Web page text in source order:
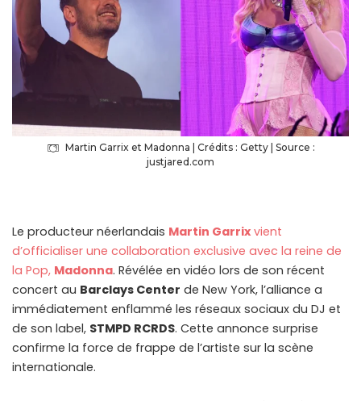
Martin Garrix et Madonna | Crédits : Getty | Source :
justjared.com
Le producteur néerlandais Martin Garrix vient
d’officialiser une collaboration exclusive avec la reine de
la Pop, Madonna. Révélée en vidéo lors de son récent
concert au Barclays Center de New York, l’alliance a
immédiatement enflammé les réseaux sociaux du DJ et
de son label, STMPD RCRDS. Cette annonce surprise
confirme la force de frappe de l’artiste sur la scène
internationale.